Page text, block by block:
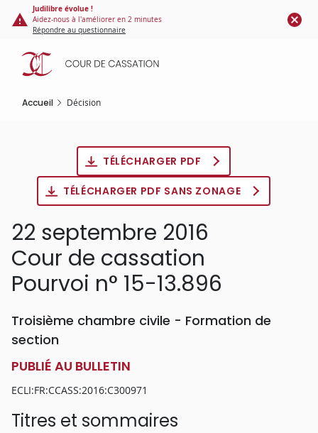
Panneau de gestion des cookies
contenu
principal
Judilibre évolue !
Aidez-nous à l'améliorer en 2 minutes
Répondre au questionnaire
Accueil Décision
TÉLÉCHARGER PDF
TÉLÉCHARGER PDF SANS ZONAGE
22 septembre 2016
Cour de cassation
Pourvoi n° 15-13.896
Troisième chambre civile - Formation de
section
PUBLIÉ AU BULLETIN
ECLI:FR:CCASS:2016:C300971
Titres et sommaires